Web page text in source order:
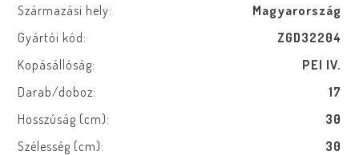
Származási hely:
Magyarország
Gyártói kód:
ZGD32204
Kopásállóság:
PEI IV.
Darab/doboz:
17
Hosszúság (cm):
30
Szélesség (cm):
30